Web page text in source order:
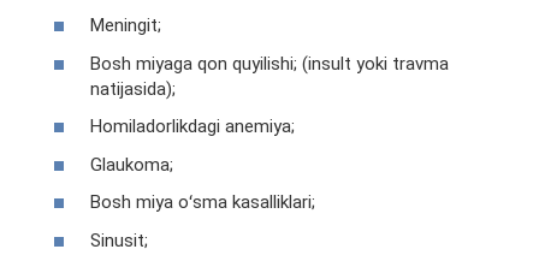
Meningit;
Bosh miyaga qon quyilishi; (insult yoki travma
natijasida);
Homiladorlikdagi anemiya;
Glaukoma;
Bosh miya oʻsma kasalliklari;
Sinusit;